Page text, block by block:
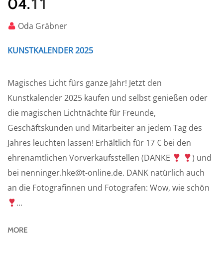
04.
Oda Gräbner
KUNSTKALENDER 2025
Magisches Licht fürs ganze Jahr! Jetzt den
Kunstkalender 2025 kaufen und selbst genießen oder
die magischen Lichtnächte für Freunde,
Geschäftskunden und Mitarbeiter an jedem Tag des
Jahres leuchten lassen! Erhältlich für 17 € bei den
ehrenamtlichen Vorverkaufsstellen (DANKE
) und
bei nenninger.hke@t-online.de. DANK natürlich auch
an die Fotografinnen und Fotografen: Wow, wie schön
...
MORE